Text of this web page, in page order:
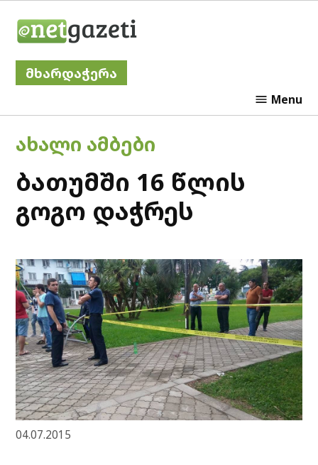
მხარდაჭერა
Menu
POSTED
IN
ᲐᲮᲐᲚᲘ ᲐᲛᲑᲔᲑᲘ
ბათუმში 16 წლის
გოგო დაჭრეს
04.07.2015